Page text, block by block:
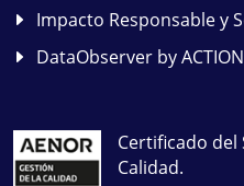
Impacto Responsable y
DataObserver by
Certificado del
Calidad.